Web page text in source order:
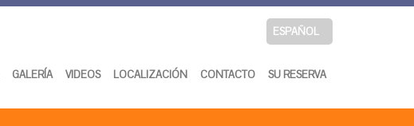
ESPAÑOL
GALERÍA VIDEOS LOCALIZACIÓN CONTACTO SU RESERVA